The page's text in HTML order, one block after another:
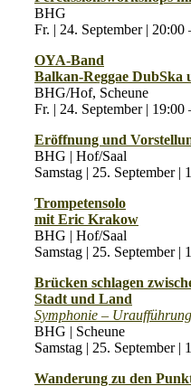
BHG
Fr. | 24. September |
OYA-Band
Balkan-Reggae DubSka
BHG/Hof, Scheune
Fr. | 24. September |
Eröffnung und
BHG | Hof/Saal
Samstag | 25. September |
Trompetensolo
mit Eric Krakow
BHG | Hof/Saal
Samstag | 25. September |
Brücken schlagen
Stadt und Land
Symphonie – Uraufführung
BHG | Scheune
Samstag | 25. September |
Wanderung zu den